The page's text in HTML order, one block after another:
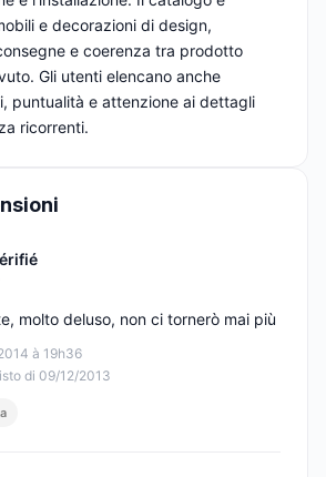
e decorazioni di design,
e coerenza tra prodotto
Gli utenti elencano anche
puntualità e attenzione ai dettagli
ricorrenti.
à 19h36
di 09/12/2013
molto deluso, non ci tornerò mai più